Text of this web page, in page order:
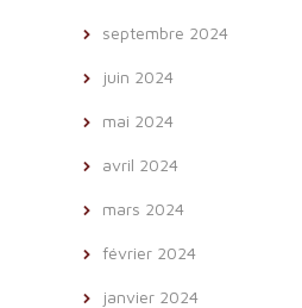
septembre 2024
juin 2024
mai 2024
avril 2024
mars 2024
février 2024
janvier 2024